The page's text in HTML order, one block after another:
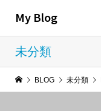
My Blog
未分類
BLOG 未分類